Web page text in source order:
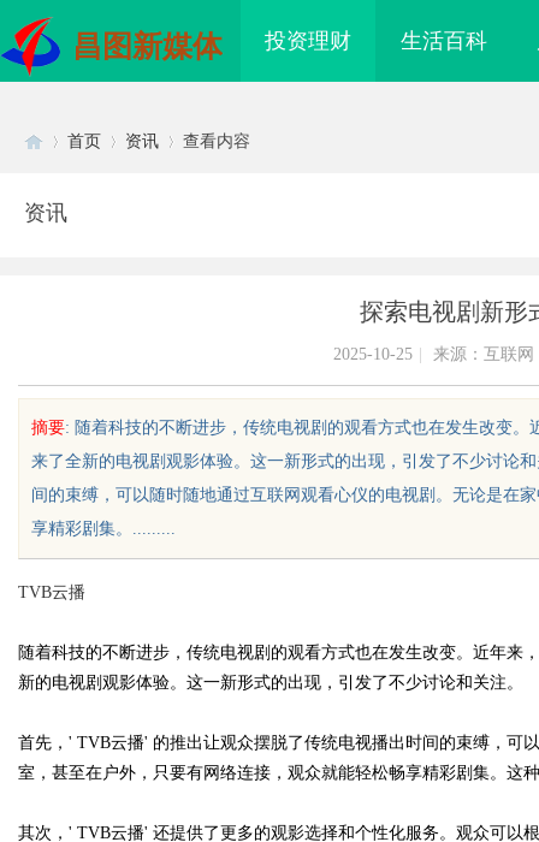
昌图新媒体 投资理财 生活百科
sc
首页 资讯 查看内容
资讯
探索电视剧新形
2025-10-25 来源：互联网
摘要: 随着科技的不断进步，传统电视剧的观看方式也在发生改变
来了全新的电视剧观影体验。这一新形式的出现，引发了不少讨论
间的束缚，可以随时随地通过互联网观看心仪的电视剧。无论是在
享精彩剧集。.........
TVB云播
随着科技的不断进步，传统电视剧的观看方式也在发生改变。近年
新的电视剧观影体验。这一新形式的出现，引发了不少讨论和关注。
首先，' TVB云播' 的推出让观众摆脱了传统电视播出时间的束缚，可
室，甚至在户外，只要有网络连接，观众就能轻松畅享精彩剧集。这
其次，' TVB云播' 还提供了更多的观影选择和个性化服务。观众可以
家侦探服务的重要性